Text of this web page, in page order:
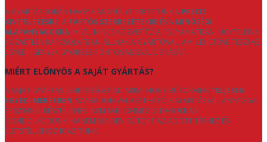
A GYÁRTÁS SORÁN NAGY HANGSÚLYT FEKTETÜNK A PRECÍZ
KIVITELEZÉSRE, A TARTÓS SZERKEZETEKRE ÉS A MINŐSÉGI
ALAPANYAGOKRA. MIVEL NINCS KÖZVETÍTŐ A FOLYAMATBAN, ÜGYFELEINK
KÖZVETLEN KAPCSOLATBAN ÁLLNAK A GYÁRTÓVAL, AMI LEHETŐVÉ TESZI AZ
EGYEDI IGÉNYEK GYORS ÉS PONTOS MEGVALÓSÍTÁSÁT.
MIÉRT ELŐNYÖS A SAJÁT GYÁRTÁS?
A SAJÁT GYÁRTÁS LEHETŐSÉGET AD ARRA, HOGY BÚTORAINK TELJESEN
EGYEDI MÉRETBEN, SZABADON VÁLASZTHATÓ KIALAKÍTÁSSAL, ANYAGGAL
ÉS SZÍNNEL KÉSZÜLJENEK. NEM SABLONMEGOLDÁSOKBAN
GONDOLKODUNK, HANEM MINDEN BÚTORT AZ ADOTT TÉRHEZ ÉS
ÉLETSTÍLUSHOZ IGAZÍTUNK.